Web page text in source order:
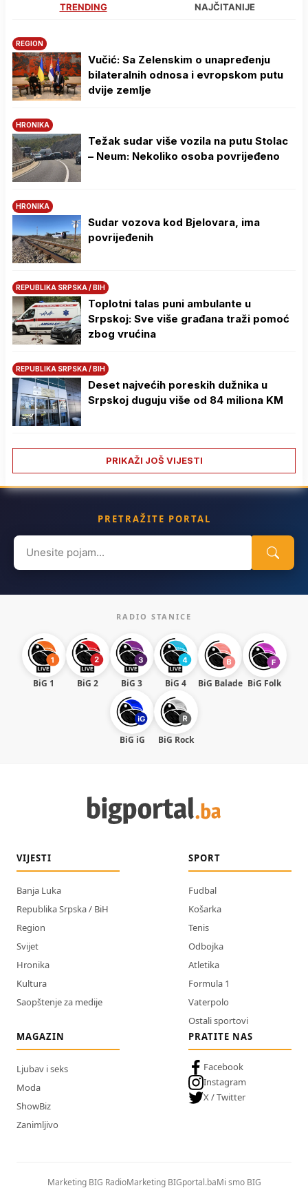
TRENDING NAJČITANIJE
REGION
Vučić: Sa Zelenskim o unapređenju
bilateralnih odnosa i evropskom putu
dvije zemlje
HRONIKA
Težak sudar više vozila na putu Stolac
– Neum: Nekoliko osoba povrijeđeno
HRONIKA
Sudar vozova kod Bjelovara, ima
povrijeđenih
REPUBLIKA SRPSKA / BIH
Toplotni talas puni ambulante u
Srpskoj: Sve više građana traži pomoć
zbog vrućina
REPUBLIKA SRPSKA / BIH
Deset najvećih poreskih dužnika u
Srpskoj duguju više od 84 miliona KM
PRIKAŽI JOŠ VIJESTI
PRETRAŽITE PORTAL
Search
for:
RADIO STANICE
BiG 1 BiG 2 BiG 3 BiG 4 BiG Balade BiG Folk
BiG iG BiG Rock
VIJESTI
Banja Luka
Republika Srpska / BiH
Region
Svijet
Hronika
Kultura
Saopštenje za medije
SPORT
Fudbal
Košarka
Tenis
Odbojka
Atletika
Formula 1
Vaterpolo
Ostali sportovi
MAGAZIN
Ljubav i seks
Moda
ShowBiz
Zanimljivo
PRATITE NAS
Facebook
Instagram
X / Twitter
Marketing BIG RadioMarketing BIGportal.baMi smo BIG